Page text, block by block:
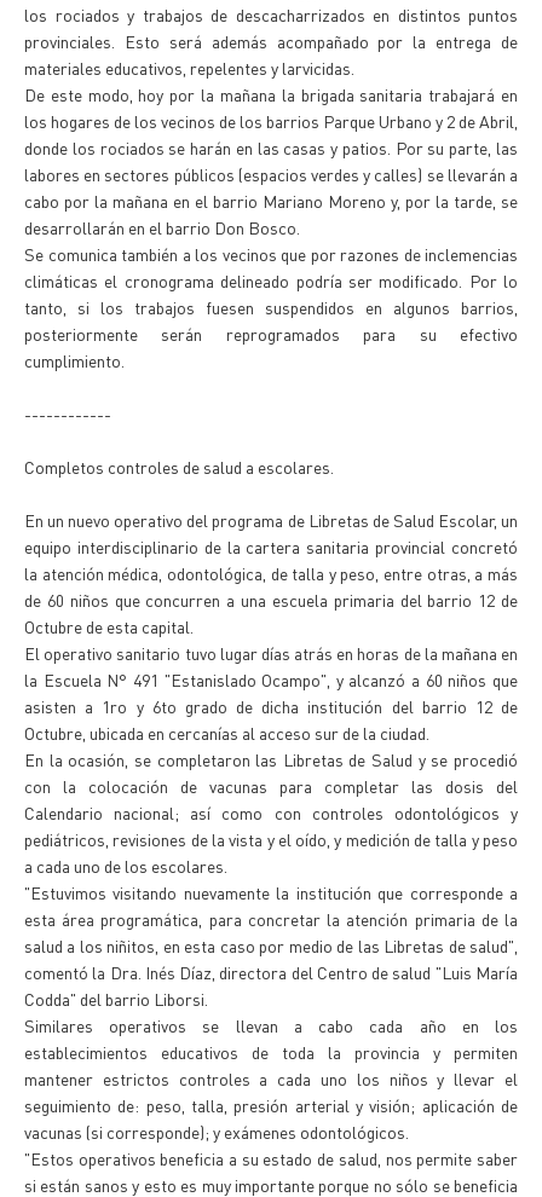
los rociados y trabajos de descacharrizados en distintos puntos
provinciales. Esto será además acompañado por la entrega de
materiales educativos, repelentes y larvicidas.
De este modo, hoy por la mañana la brigada sanitaria trabajará en
los hogares de los vecinos de los barrios Parque Urbano y 2 de Abril,
donde los rociados se harán en las casas y patios. Por su parte, las
labores en sectores públicos (espacios verdes y calles) se llevarán a
cabo por la mañana en el barrio Mariano Moreno y, por la tarde, se
desarrollarán en el barrio Don Bosco.
Se comunica también a los vecinos que por razones de inclemencias
climáticas el cronograma delineado podría ser modificado. Por lo
tanto, si los trabajos fuesen suspendidos en algunos barrios,
posteriormente serán reprogramados para su efectivo
cumplimiento.
------------
Completos controles de salud a escolares.
En un nuevo operativo del programa de Libretas de Salud Escolar, un
equipo interdisciplinario de la cartera sanitaria provincial concretó
la atención médica, odontológica, de talla y peso, entre otras, a más
de 60 niños que concurren a una escuela primaria del barrio 12 de
Octubre de esta capital.
El operativo sanitario tuvo lugar días atrás en horas de la mañana en
la Escuela N° 491 "Estanislado Ocampo", y alcanzó a 60 niños que
asisten a 1ro y 6to grado de dicha institución del barrio 12 de
Octubre, ubicada en cercanías al acceso sur de la ciudad.
En la ocasión, se completaron las Libretas de Salud y se procedió
con la colocación de vacunas para completar las dosis del
Calendario nacional; así como con controles odontológicos y
pediátricos, revisiones de la vista y el oído, y medición de talla y peso
a cada uno de los escolares.
"Estuvimos visitando nuevamente la institución que corresponde a
esta área programática, para concretar la atención primaria de la
salud a los niñitos, en esta caso por medio de las Libretas de salud",
comentó la Dra. Inés Díaz, directora del Centro de salud "Luis María
Codda" del barrio Liborsi.
Similares operativos se llevan a cabo cada año en los
establecimientos educativos de toda la provincia y permiten
mantener estrictos controles a cada uno los niños y llevar el
seguimiento de: peso, talla, presión arterial y visión; aplicación de
vacunas (si corresponde); y exámenes odontológicos.
"Estos operativos beneficia a su estado de salud, nos permite saber
si están sanos y esto es muy importante porque no sólo se beneficia